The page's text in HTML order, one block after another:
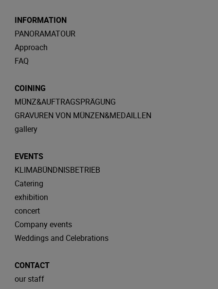
INFORMATION
PANORAMATOUR
Approach
FAQ
COINING
MÜNZ&AUFTRAGSPRÄGUNG
GRAVUREN VON MÜNZEN&MEDAILLEN
gallery
EVENTS
KLIMABÜNDNISBETRIEB
Catering
exhibition
concert
Company events
Weddings and Celebrations
CONTACT
our staff